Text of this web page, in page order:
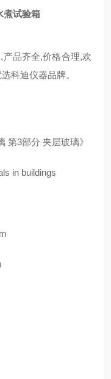
煮试验箱
品齐全,价格合理,欢
科迪仪器品牌。
第3部分 夹层玻璃》
in buildings
mm